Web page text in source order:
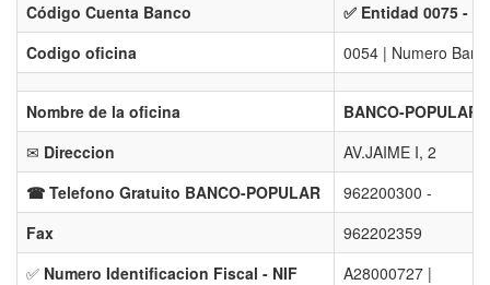
Código Cuenta Banco
✅ Entidad 0075 -
Codigo oficina
0054 | Numero
Nombre de la oficina
BANCO-POPULAR
✉ Direccion
AV.JAIME I, 2
☎ Telefono Gratuito BANCO-POPULAR
962200300 -
Fax
962202359
✅ Numero Identificacion Fiscal - NIF
A28000727 |